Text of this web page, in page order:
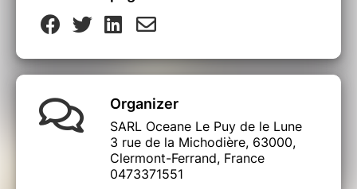
Organizer
SARL Oceane Le Puy de le Lune
3 rue de la Michodière, 63000,
Clermont-Ferrand, France
0473371551